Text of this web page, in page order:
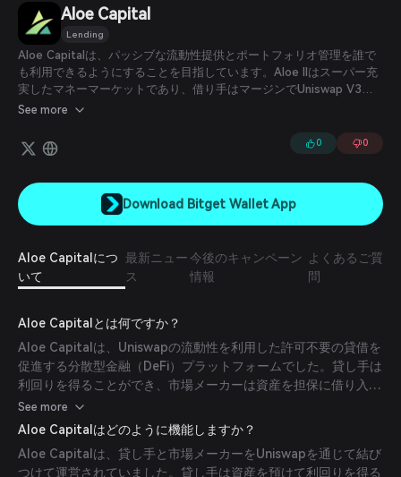
हिन्दी
Español
Português (Brasil)
Español (Argentina)
Aloe Capital
Lending
Aloe Capitalは、パッシブな流動性提供とポートフォリオ管理を誰で
も利用できるようにすることを目指しています。Aloe IIはスーパー充
実したマネーマーケットであり、借り手はマージンでUniswap V3の
ポジションを管理できるため、市場形成者はより優れた資本アクセス
See more
0 0
Download Bitget Wallet App
Aloe Capitalにつ
いて
最新ニュー
ス
今後のキャンペーン
情報
よくあるご質
問
Aloe Capitalとは何ですか？
Aloe Capitalは、Uniswapの流動性を利用した許可不要の貸借を
促進する分散型金融（DeFi）プラットフォームでした。貸し手は
利回りを得ることができ、市場メーカーは資産を担保に借り入れ
が可能でした。プラットフォームは動的なローン・トゥ・バリュ
ー比率、自動清算警告、堅牢なオラクル、ガバナンスを最小化し
たプロトコルを特徴としていました。
See more
Aloe Capitalはどのように機能しますか？
Aloe Capitalは、貸し手と市場メーカーをUniswapを通じて結び
つけて運営されていました。貸し手は資産を預けて利回りを得る